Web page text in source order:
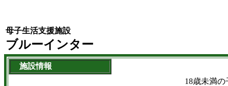
母子生活支援施設
ブルーインター
施設情報
18歳未満の